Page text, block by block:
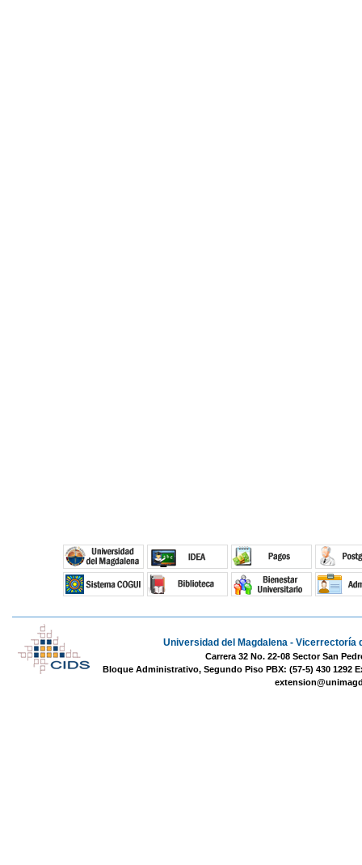
Universidad del Magdalena - Vicerrectoría
Carrera 32 No. 22-08 Sector San
Bloque Administrativo, Segundo Piso PBX: (57-5) 430 1292